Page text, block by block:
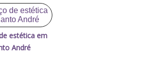
estética em
André